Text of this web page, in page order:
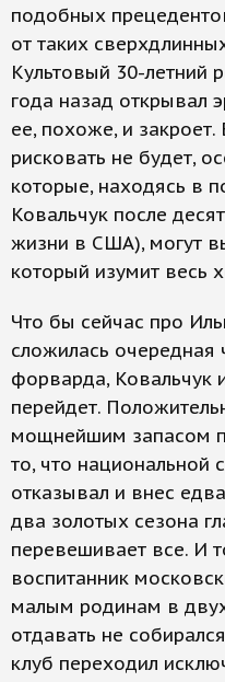
подобных
от таких
Культовый 30-летний
года назад открывал
ее, похоже, и закроет.
рисковать не будет,
которые, находясь в
Ковальчук после
жизни в США), могут
который изумит весь
Что бы сейчас про
сложилась очередная
форварда, Ковальчук
перейдет.
мощнейшим запасом
то, что национальной
отказывал и внес
два золотых сезона
перевешивает все. И
воспитанник
малым родинам в
отдавать не
клуб переходил